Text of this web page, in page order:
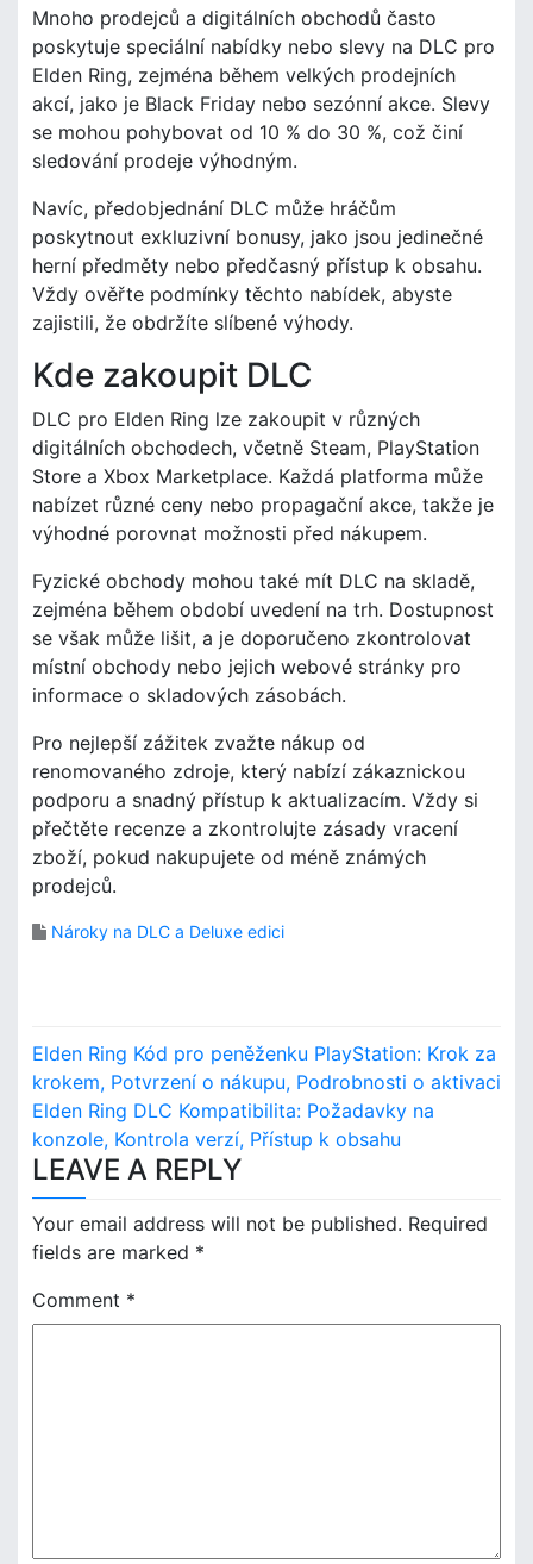
Mnoho prodejců a digitálních obchodů často
poskytuje speciální nabídky nebo slevy na DLC pro
Elden Ring, zejména během velkých prodejních
akcí, jako je Black Friday nebo sezónní akce. Slevy
se mohou pohybovat od 10 % do 30 %, což činí
sledování prodeje výhodným.
Navíc, předobjednání DLC může hráčům
poskytnout exkluzivní bonusy, jako jsou jedinečné
herní předměty nebo předčasný přístup k obsahu.
Vždy ověřte podmínky těchto nabídek, abyste
zajistili, že obdržíte slíbené výhody.
Kde zakoupit DLC
DLC pro Elden Ring lze zakoupit v různých
digitálních obchodech, včetně Steam, PlayStation
Store a Xbox Marketplace. Každá platforma může
nabízet různé ceny nebo propagační akce, takže je
výhodné porovnat možnosti před nákupem.
Fyzické obchody mohou také mít DLC na skladě,
zejména během období uvedení na trh. Dostupnost
se však může lišit, a je doporučeno zkontrolovat
místní obchody nebo jejich webové stránky pro
informace o skladových zásobách.
Pro nejlepší zážitek zvažte nákup od
renomovaného zdroje, který nabízí zákaznickou
podporu a snadný přístup k aktualizacím. Vždy si
přečtěte recenze a zkontrolujte zásady vracení
zboží, pokud nakupujete od méně známých
prodejců.
Nároky na DLC a Deluxe edici
P
o
s
t
n
a
v
Elden Ring Kód pro peněženku PlayStation: Krok za
krokem, Potvrzení o nákupu, Podrobnosti o aktivaci
Elden Ring DLC Kompatibilita: Požadavky na
konzole, Kontrola verzí, Přístup k obsahu
LEAVE A REPLY
Your email address will not be published. Required
fields are marked *
Comment *